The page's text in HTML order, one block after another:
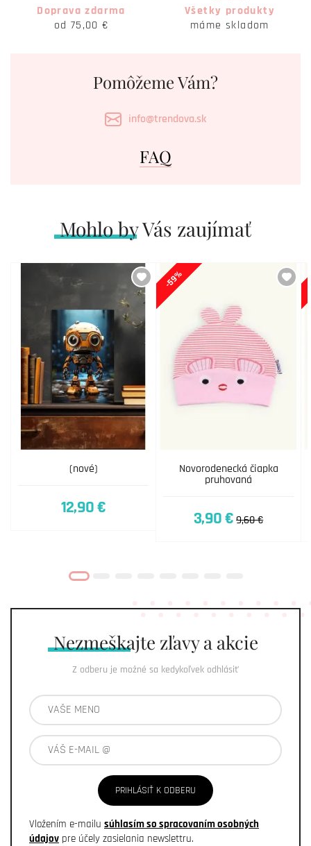
Doprava zdarma
od 75,00 €
Všetky produkty
máme skladom
Pomôžeme Vám?
info@trendova.sk
FAQ
Mohlo by Vás zaujímať
(nové)
12,90 €
Novorodenecká čiapka
pruhovaná
-59%
3,90 € 9,60 €
Nezmeškajte zľavy a akcie
Z odberu je možné sa kedykoľvek odhlásiť
PRIHLÁSIŤ K ODBERU
Vložením e-mailu súhlasím so spracovaním osobných
údajov pre účely zasielania newslettru.